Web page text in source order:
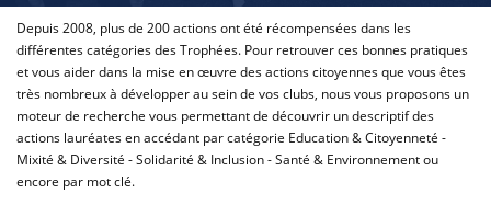
Depuis 2008, plus de 200 actions ont été récompensées dans les
différentes catégories des Trophées. Pour retrouver ces bonnes pratiques
et vous aider dans la mise en œuvre des actions citoyennes que vous êtes
très nombreux à développer au sein de vos clubs, nous vous proposons un
moteur de recherche vous permettant de découvrir un descriptif des
actions lauréates en accédant par catégorie Education & Citoyenneté -
Mixité & Diversité - Solidarité & Inclusion - Santé & Environnement ou
encore par mot clé.